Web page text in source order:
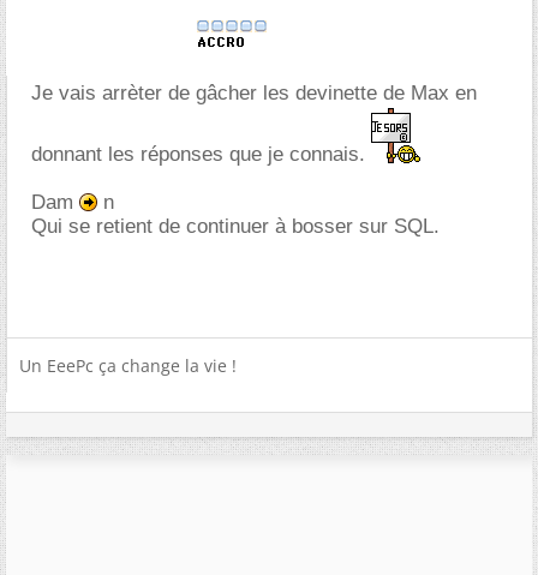
Je vais arrèter de gâcher les devinette de Max en
donnant les réponses que je connais.
Dam
n
Qui se retient de continuer à bosser sur SQL.
Un EeePc ça change la vie !